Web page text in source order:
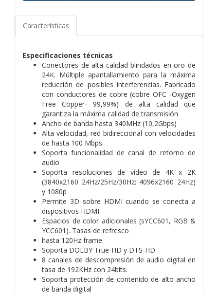
Características
Especificaciones técnicas
Conectores de alta calidad blindados en oro de
24K. Múltiple apantallamiento para la máxima
reducción de posibles interferencias. Fabricado
con conductores de cobre (cobre OFC -Oxygen
Free Copper- 99,99%) de alta calidad que
garantiza la máxima calidad de transmisión
Ancho de banda hasta 340MHz (10,2Gbps)
Alta velocidad, red bidireccional con velocidades
de hasta 100 Mbps.
Soporta funcionalidad de canal de retorno de
audio
Soporta resoluciones de vídeo de 4K x 2K
(3840x2160 24Hz/25Hz/30Hz; 4096x2160 24Hz)
y 1080p
Permite 3D sobre HDMI cuando se conecta a
dispositivos HDMI
Espacios de color adicionales (sYCC601, RGB &
YCC601). Tasas de refresco
hasta 120Hz frame
Soporta DOLBY True-HD y DTS-HD
8 canales de descompresión de audio digital en
tasa de 192KHz con 24bits.
Soporta protección de contenido de alto ancho
de banda digital